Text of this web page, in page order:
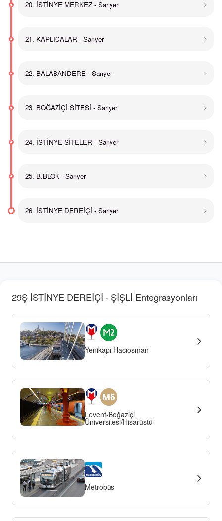
20. İSTİNYE MERKEZ - Sarıyer
21. KAPLICALAR - Sarıyer
22. BALABANDERE - Sarıyer
23. BOĞAZİÇİ SİTESİ - Sarıyer
24. İSTİNYE SİTELER - Sarıyer
25. B.BLOK - Sarıyer
26. İSTİNYE DEREİÇİ - Sarıyer
29Ş İSTİNYE DEREİÇİ - ŞİŞLİ Entegrasyonları
Yenikapı-Hacıosman
Levent-Boğaziçi
Üniversitesi/Hisarüstü
Metrobüs